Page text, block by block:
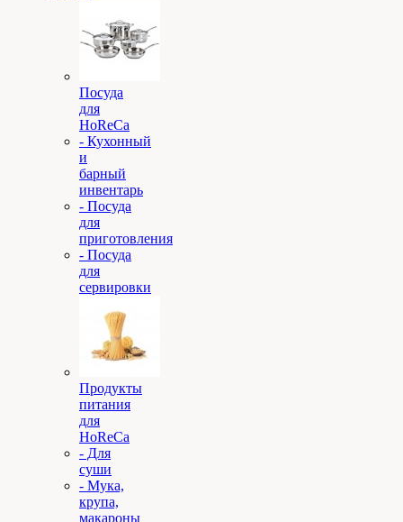
Посуда
для
HoReCa
- Кухонный
и
барный
инвентарь
- Посуда
для
приготовления
- Посуда
для
сервировки
Продукты
питания
для
HoReCa
- Для
суши
- Мука,
крупа,
макароны